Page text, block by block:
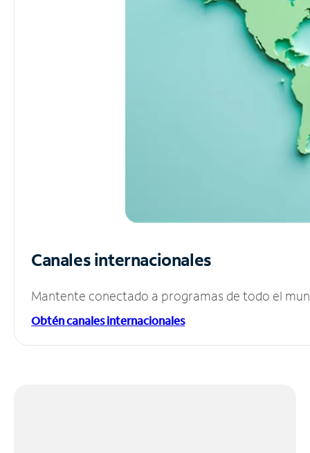
Canales internacionales
Mantente conectado a programas de todo el
Obtén canales internacionales